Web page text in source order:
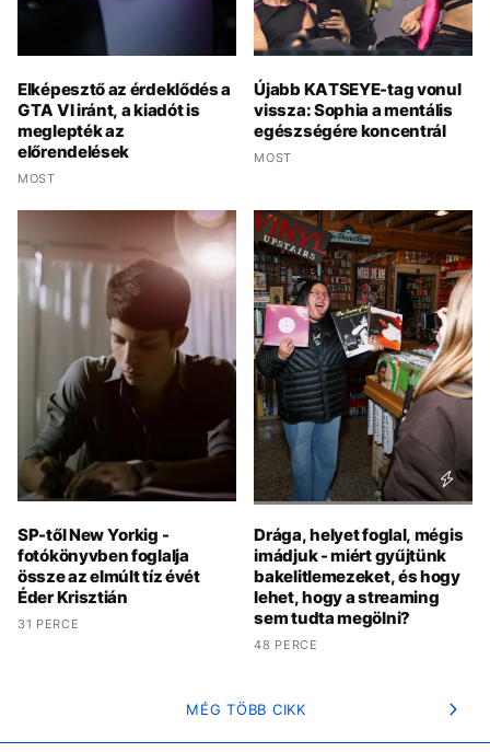
Elképesztő az érdeklődés a
GTA VI iránt, a kiadót is
meglepték az
előrendelések
MOST
Újabb KATSEYE-tag vonul
vissza: Sophia a mentális
egészségére koncentrál
MOST
SP-től New Yorkig -
fotókönyvben foglalja
össze az elmúlt tíz évét
Éder Krisztián
31 PERCE
Drága, helyet foglal, mégis
imádjuk - miért gyűjtünk
bakelitlemezeket, és hogy
lehet, hogy a streaming
sem tudta megölni?
48 PERCE
MÉG TÖBB CIKK